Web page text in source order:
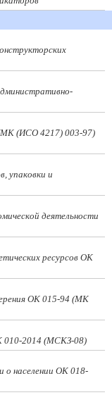
(ИСО 4217) 003-97)
упаковки и
деятельности
ресурсов ОК
ОК 015-94 (МК
010-2014 (МСКЗ-08)
о населении ОК 018-